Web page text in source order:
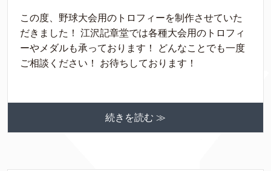
この度、野球大会用のトロフィーを制作させていた
だきました！ 江沢記章堂では各種大会用のトロフィ
ーやメダルも承っております！ どんなことでも一度
ご相談ください！ お待ちしております！
続きを読む ≫